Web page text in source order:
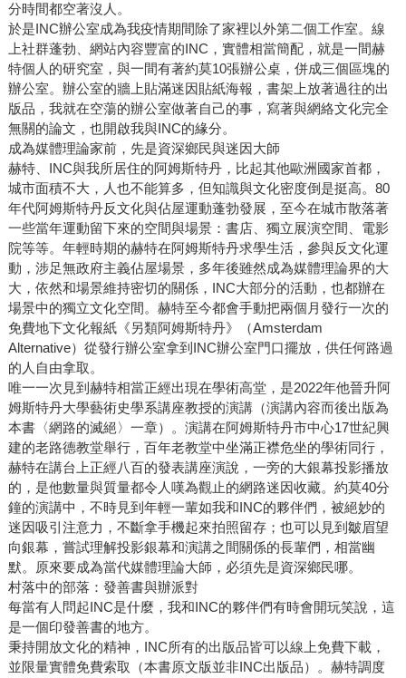
分時間都空著沒人。
於是INC辦公室成為我疫情期間除了家裡以外第二個工作室。線
上社群蓬勃、網站內容豐富的INC，實體相當簡配，就是一間赫
特個人的研究室，與一間有著約莫10張辦公桌，併成三個區塊的
辦公室。辦公室的牆上貼滿迷因貼紙海報，書架上放著過往的出
版品，我就在空蕩的辦公室做著自己的事，寫著與網絡文化完全
無關的論文，也開啟我與INC的緣分。
成為媒體理論家前，先是資深鄉民與迷因大師
赫特、INC與我所居住的阿姆斯特丹，比起其他歐洲國家首都，
城市面積不大，人也不能算多，但知識與文化密度倒是挺高。80
年代阿姆斯特丹反文化與佔屋運動蓬勃發展，至今在城市散落著
一些當年運動留下來的空間與場景：書店、獨立展演空間、電影
院等等。年輕時期的赫特在阿姆斯特丹求學生活，參與反文化運
動，涉足無政府主義佔屋場景，多年後雖然成為媒體理論界的大
大，依然和場景維持密切的關係，INC大部分的活動，也都辦在
場景中的獨立文化空間。赫特至今都會手動把兩個月發行一次的
免費地下文化報紙《另類阿姆斯特丹》（Amsterdam
Alternative）從發行辦公室拿到INC辦公室門口擺放，供任何路過
的人自由拿取。
唯一一次見到赫特相當正經出現在學術高堂，是2022年他晉升阿
姆斯特丹大學藝術史學系講座教授的演講（演講內容而後出版為
本書〈網路的滅絕〉一章）。演講在阿姆斯特丹市中心17世紀興
建的老路德教堂舉行，百年老教堂中坐滿正襟危坐的學術同行，
赫特在講台上正經八百的發表講座演說，一旁的大銀幕投影播放
的，是他數量與質量都令人嘆為觀止的網路迷因收藏。約莫40分
鐘的演講中，不時見到年輕一輩如我和INC的夥伴們，被絕妙的
迷因吸引注意力，不斷拿手機起來拍照留存；也可以見到皺眉望
向銀幕，嘗試理解投影銀幕和演講之間關係的長輩們，相當幽
默。原來要成為當代媒體理論大師，必須先是資深鄉民哪。
村落中的部落：發善書與辦派對
每當有人問起INC是什麼，我和INC的夥伴們有時會開玩笑說，這
是一個印發善書的地方。
秉持開放文化的精神，INC所有的出版品皆可以線上免費下載，
並限量實體免費索取（本書原文版並非INC出版品）。赫特調度